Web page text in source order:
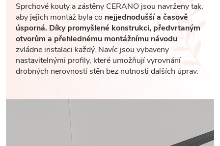
Sprchové kouty a zástěny CERANO jsou navrženy tak,
aby jejich montáž byla co nejjednodušší a časově
úsporná. Díky promyšlené konstrukci, předvrtaným
otvorům a přehlednému montážnímu návodu
zvládne instalaci každý. Navíc jsou vybaveny
nastavitelnými profily, které umožňují vyrovnání
drobných nerovností stěn bez nutnosti dalších úprav.